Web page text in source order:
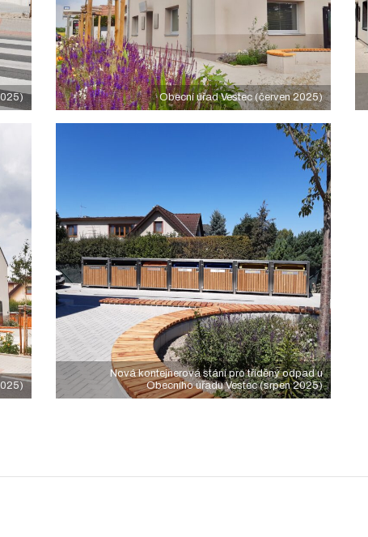
Obecní úřad Vestec (červen 2025)
Nová kontejnerová stání pro tříděný odpad u
Obecního úřadu Vestec (srpen 2025)